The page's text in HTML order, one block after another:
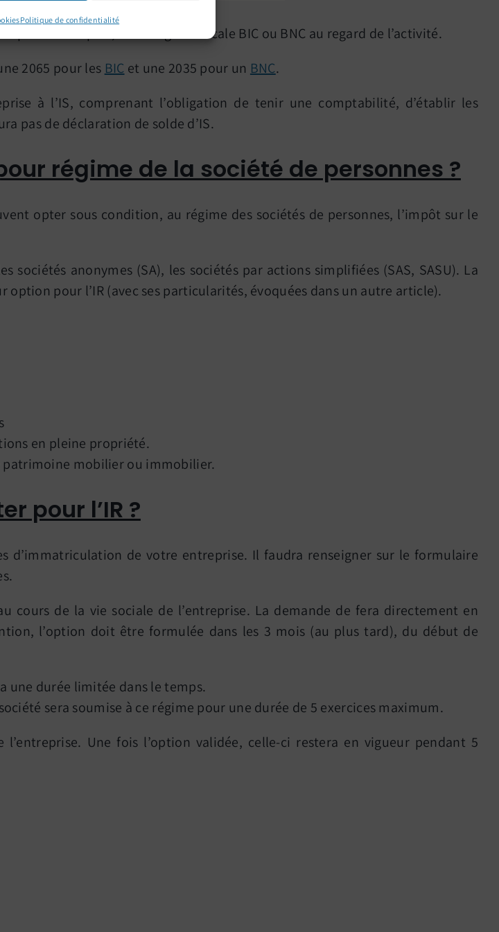
Politique de confidentialité
d’une part, et du régime fiscale BIC ou BNC au regard de l’activité.
2065 pour les BIC et une 2035 pour un BNC.
à l’IS, comprenant l’obligation de tenir une comptabilité, d’établir les
pas de déclaration de solde d’IS.
régime de la société de personnes ?
opter sous condition, au régime des sociétés de personnes, l’impôt sur le
sociétés anonymes (SA), les sociétés par actions simplifiées (SAS, SASU). La
pour l’IR (avec ses particularités, évoquées dans un autre article).
en pleine propriété.
patrimoine mobilier ou immobilier.
pour l’IR ?
d’immatriculation de votre entreprise. Il faudra renseigner sur le formulaire
cours de la vie sociale de l’entreprise. La demande de fera directement en
l’option doit être formulée dans les 3 mois (au plus tard), du début de
une durée limitée dans le temps.
sera soumise à ce régime pour une durée de 5 exercices maximum.
Une fois l’option validée, celle-ci restera en vigueur pendant 5